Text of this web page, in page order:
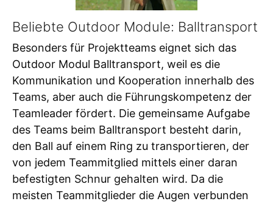
Beliebte Outdoor Module: Balltransport
Besonders für Projektteams eignet sich das
Outdoor Modul Balltransport, weil es die
Kommunikation und Kooperation innerhalb des
Teams, aber auch die Führungskompetenz der
Teamleader fördert. Die gemeinsame Aufgabe
des Teams beim Balltransport besteht darin,
den Ball auf einem Ring zu transportieren, der
von jedem Teammitglied mittels einer daran
befestigten Schnur gehalten wird. Da die
meisten Teammitglieder die Augen verbunden